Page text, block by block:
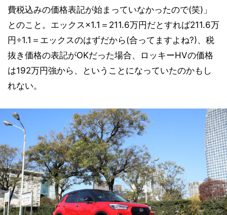
費税込みの価格表記が始まっていなかったので(笑)」
とのこと。エックス×1.1＝211.6万円だとすれば211.6万
円÷1.1＝エックスのはずだから(合ってますよね?)、税
抜き価格の表記がOKだった場合、ロッキーHVの価格
は192万円強から、ということになっていたのかもし
れない。